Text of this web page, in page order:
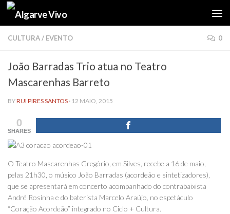
Skip to content
CULTURA/ EVENTO 0
João Barradas Trio atua no Teatro
Mascarenhas Barreto
BYRUI PIRES SANTOS · 12 MAIO, 2015
0
SHARES
O Teatro Mascarenhas Gregório, em Silves, recebe a 16 de maio,
pelas 21h30, o músico João Barradas (acordeão e sintetizadores),
que se apresentará em concerto acompanhado do contrabaixista
André Rosinha e do baterista Marcelo Araújo, no espetáculo
“Coração Acordeão” integrado no Ciclo + Cultura.